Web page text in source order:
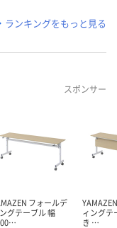
ランキングをもっと見る
スポンサー
フォールデ
グテーブル 幅
ィングテ
き …